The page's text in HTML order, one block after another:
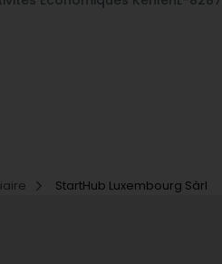
StartHub Luxembourg Sàrl